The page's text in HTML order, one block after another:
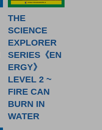
THE
SCIENCE
EXPLORER
SERIES《EN
ERGY》
LEVEL 2 ~
FIRE CAN
BURN IN
WATER